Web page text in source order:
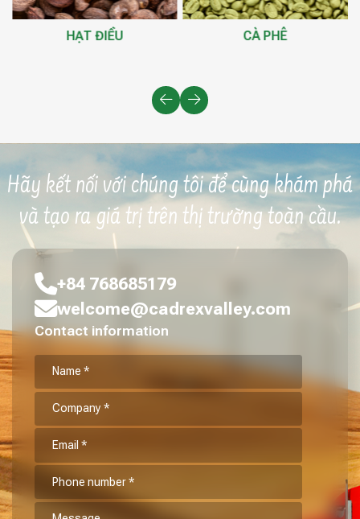
HẠT ĐIỀU CÀ PHÊ
Hãy kết nối với chúng tôi để cùng khám phá
và tạo ra giá trị trên thị trường toàn cầu.
+84 768685179
welcome@cadrexvalley.com
Contact information